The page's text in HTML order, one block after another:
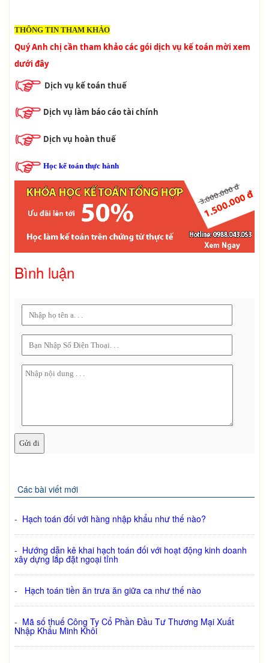
THÔNG TIN THAM KHẢO
Quý Anh chị cần tham khảo các gói dịch vụ kế toán mời xem
dưới đây
Dịch vụ kế toán thuế
Dịch vụ làm báo cáo tài chính
Dịch vụ hoàn thuế
Học kế toán thực hành
Bình luận
Các bài viết mới
- Hạch toán đối với hàng nhập khẩu như thế nào?
- Hướng dẫn kê khai hạch toán đối với hoạt động kinh doanh
xây dựng lắp đặt ngoại tỉnh
- Hạch toán tiền ăn trưa ăn giữa ca như thế nào
- Mã số thuế Công Ty Cổ Phần Đầu Tư Thương Mại Xuất
Nhập Khẩu Minh Khôi